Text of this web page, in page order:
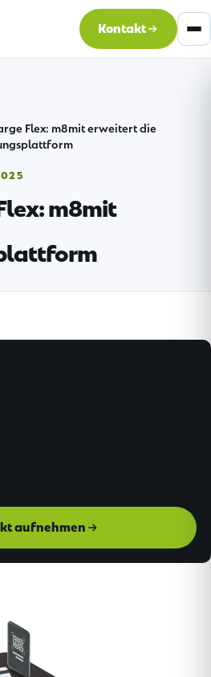
Kontakt
Flex: m8mit erweitert die
m8mit
aufnehmen